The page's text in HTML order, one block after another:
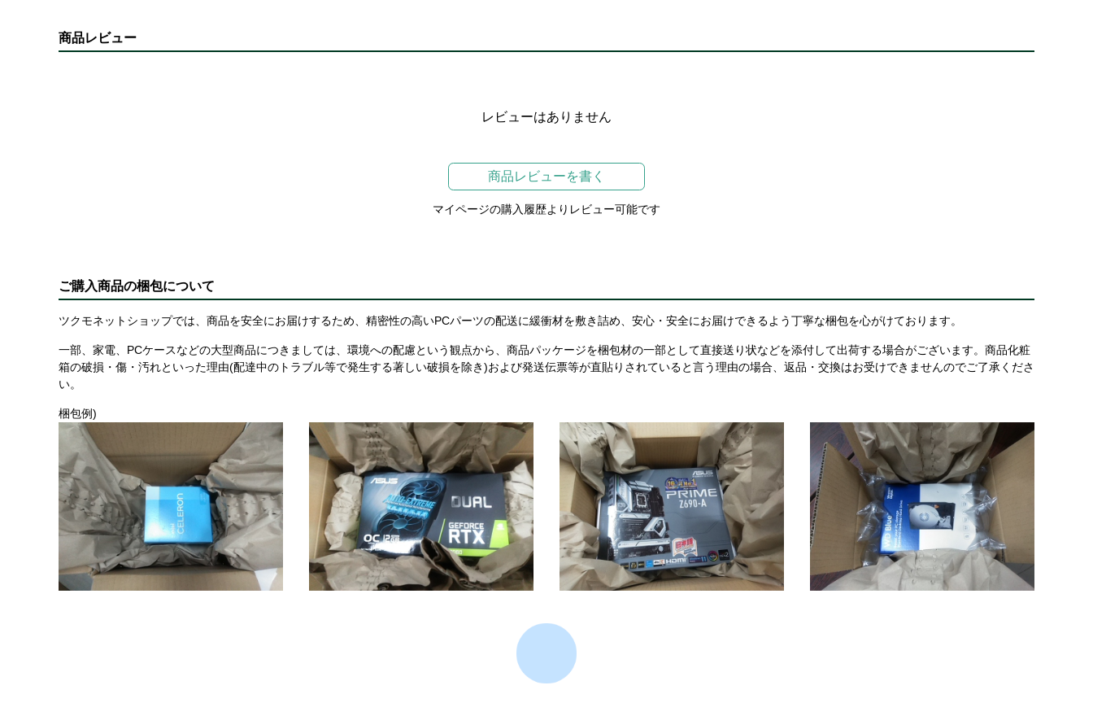
商品レビュー
レビューはありません
商品レビューを書く
マイページの購入履歴よりレビュー可能です
ご購入商品の梱包について
ツクモネットショップでは、商品を安全にお届けするため、精密性の高いPCパーツの配送に緩衝材を敷き詰め、安心・安全にお届けできるよう丁寧な梱包を心がけております。
一部、家電、PCケースなどの大型商品につきましては、環境への配慮という観点から、商品パッケージを梱包材の一部として直接送り状などを添付して出荷する場合がございます。商品化粧
箱の破損・傷・汚れといった理由(配達中のトラブル等で発生する著しい破損を除き)および発送伝票等が直貼りされていると言う理由の場合、返品・交換はお受けできませんのでご了承くださ
い。
梱包例)